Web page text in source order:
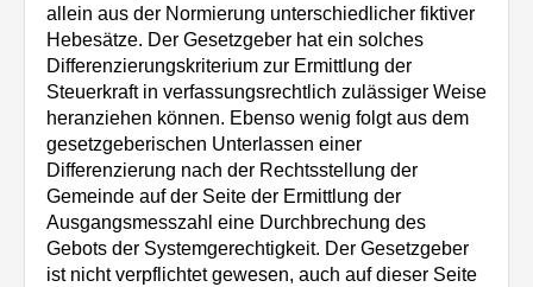
allein aus der Normierung unterschiedlicher fiktiver
Hebesätze. Der Gesetzgeber hat ein solches
Differenzierungskriterium zur Ermittlung der
Steuerkraft in verfassungsrechtlich zulässiger Weise
heranziehen können. Ebenso wenig folgt aus dem
gesetzgeberischen Unterlassen einer
Differenzierung nach der Rechtsstellung der
Gemeinde auf der Seite der Ermittlung der
Ausgangsmesszahl eine Durchbrechung des
Gebots der Systemgerechtigkeit. Der Gesetzgeber
ist nicht verpflichtet gewesen, auch auf dieser Seite